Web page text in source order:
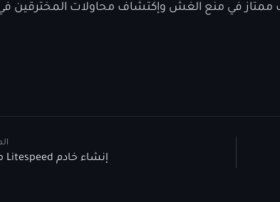
في منع الغش وإكتشاف محاولات المخترقين
إنشاء خادم Litespeed مع php 8